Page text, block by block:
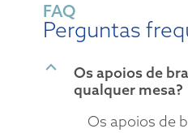
FAQ
Perguntas
B
Os apoios de
qualquer mesa?
Os apoios de